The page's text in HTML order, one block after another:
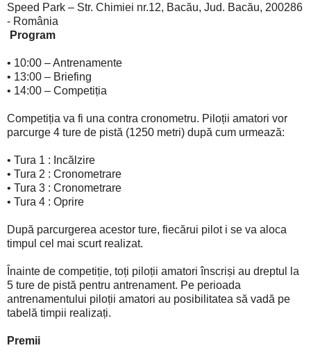
Speed Park – Str. Chimiei nr.12, Bacău, Jud. Bacău, 200286
- România
Program
• 10:00 – Antrenamente
• 13:00 – Briefing
• 14:00 – Competiția
Competiția va fi una contra cronometru. Piloții amatori vor
parcurge 4 ture de pistă (1250 metri) după cum urmează:
• Tura 1 : Incălzire
• Tura 2 : Cronometrare
• Tura 3 : Cronometrare
• Tura 4 : Oprire
După parcurgerea acestor ture, fiecărui pilot i se va aloca
timpul cel mai scurt realizat.
Înainte de competiție, toți piloții amatori înscriși au dreptul la
5 ture de pistă pentru antrenament. Pe perioada
antrenamentului piloții amatori au posibilitatea să vadă pe
tabelă timpii realizați.
Premii